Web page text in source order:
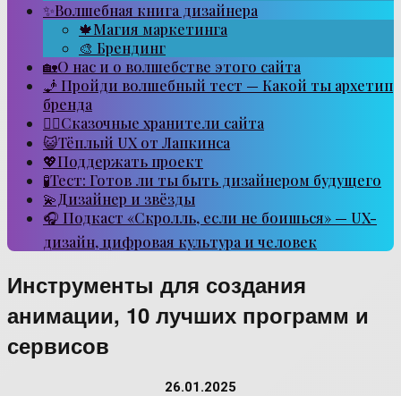
✨Волшебная книга дизайнера
🍁Магия маркетинга
🎨 Брендинг
🏡О нас и о волшебстве этого сайта
🧞 Пройди волшебный тест — Какой ты архетип
бренда
🧙‍♂️Сказочные хранители сайта
😺Тёплый UX от Лапкинса
💖Поддержать проект
🧪Тест: Готов ли ты быть дизайнером будущего
💫Дизайнер и звёзды
🎧 Подкаст «Скролль, если не боишься» — UX-
дизайн, цифровая культура и человек
Инструменты для создания
анимации, 10 лучших программ и
сервисов
26.01.2025